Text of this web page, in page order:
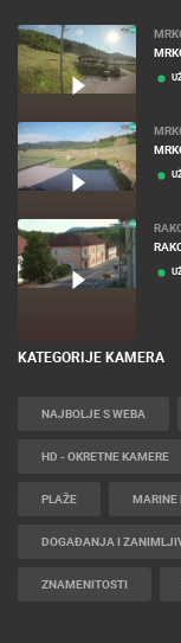
KATEGORIJE KAMERA
NAJBOLJE S WEBA
HD - OKRETNE KAMERE
PLAŽE MARINE
DOGAĐANJA I
ZNAMENITOSTI